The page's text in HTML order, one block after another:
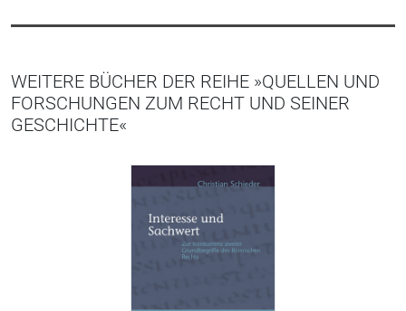
WEITERE BÜCHER DER REIHE »QUELLEN UND
FORSCHUNGEN ZUM RECHT UND SEINER
GESCHICHTE«